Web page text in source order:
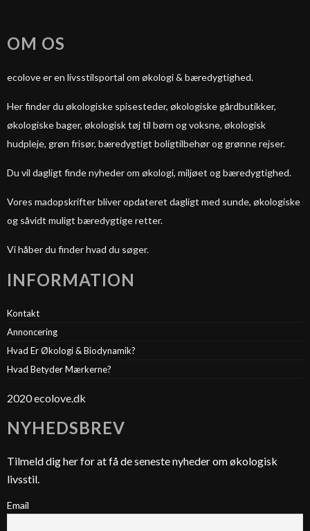
OM OS
ecolove er en livsstilsportal om økologi & bæredygtighed.
Her finder du økologiske spisesteder, økologiske gårdbutikker,
økologiske bager, økologisk tøj til børn og voksne, økologisk
hudpleje, grøn frisør, bæredygtigt boligtilbehør og grønne rejser.
Du vil dagligt finde nyheder om økologi, miljøet og bæredygtighed.
Vores madopskrifter bliver opdateret dagligt med sunde, økologiske
og såvidt muligt bæredygtige retter.
Vi håber du finder hvad du søger.
INFORMATION
Kontakt
Annoncering
Hvad Er Økologi & Biodynamik?
Hvad Betyder Mærkerne?
2020 ecolove.dk
NYHEDSBREV
Tilmeld dig her for at få de seneste nyheder om økologisk
livsstil.
Email